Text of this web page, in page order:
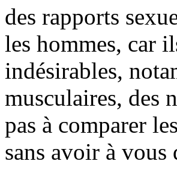
des rapports
les hommes, car
indésirables,
musculaires, des
pas à comparer
sans avoir à vous